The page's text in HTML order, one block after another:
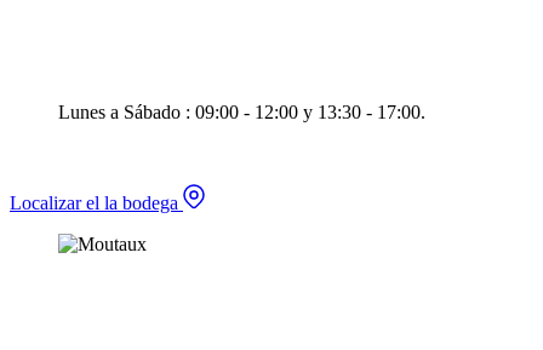
Lunes a Sábado : 09:00 - 12:00 y 13:30 - 17:00.
Localizar el la bodega